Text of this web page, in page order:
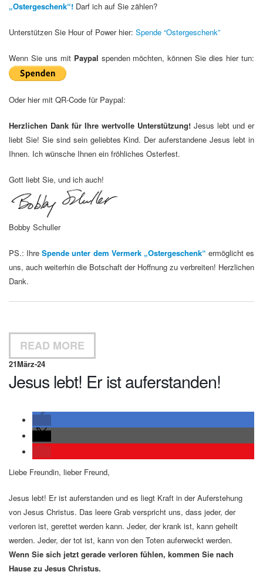
„Ostergeschenk“! Darf ich auf Sie zählen?
Unterstützen Sie Hour of Power hier: Spende “Ostergeschenk”
Wenn Sie uns mit Paypal spenden möchten, können Sie dies hier tun:
Oder hier mit QR-Code für Paypal:
Herzlichen Dank für Ihre wertvolle Unterstützung! Jesus lebt und er
liebt Sie! Sie sind sein geliebtes Kind. Der auferstandene Jesus lebt in
Ihnen. Ich wünsche Ihnen ein fröhliches Osterfest.
Gott liebt Sie, und ich auch!
Bobby Schuller
PS.: IhreSpende unter dem Vermerk „Ostergeschenk“ ermöglicht es
uns, auch weiterhin die Botschaft der Hoffnung zu verbreiten! Herzlichen
Dank.
READ MORE
21März-24
Jesus lebt! Er ist auferstanden!
Liebe Freundin, lieber Freund,
Jesus lebt! Er ist auferstanden und es liegt Kraft in der Auferstehung
von Jesus Christus. Das leere Grab verspricht uns, dass jeder, der
verloren ist, gerettet werden kann. Jeder, der krank ist, kann geheilt
werden. Jeder, der tot ist, kann von den Toten auferweckt werden.
Wenn Sie sich jetzt gerade verloren fühlen, kommen Sie nach
Hause zu Jesus Christus.